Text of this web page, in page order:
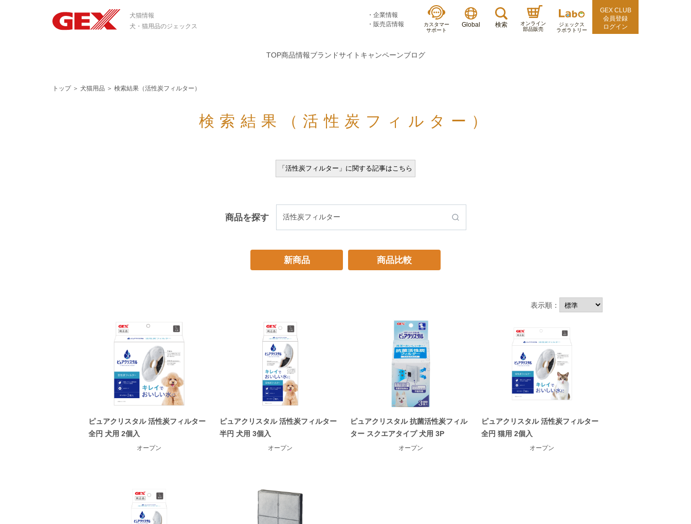
犬猫情報
犬・猫用品のジェックス
カスタマー
サポート
Global 検索
オンライン
部品販売
ジェックス
ラボラトリー
TOP商品情報ブランドサイト キャンペーンブログ
企業情報
販売店情報
GEX CLUB
会員登録
ログイン
トップ＞ 犬猫用品 ＞ 検索結果（活性炭フィルター）
検索結果（活性炭フィルター）
「活性炭フィルター」に関する記事はこちら
商品を探す
新商品 商品比較
表示順：
ピュアクリスタル 活性炭フィルター
全円 犬用 2個入
オープン
ピュアクリスタル 活性炭フィルター
半円 犬用 3個入
オープン
ピュアクリスタル 抗菌活性炭フィル
ター スクエアタイプ 犬用 3P
オープン
ピュアクリスタル 活性炭フィルター
全円 猫用 2個入
オープン